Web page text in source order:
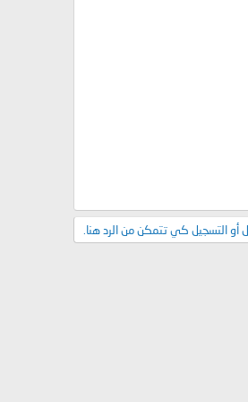
أو التسجيل كي تتمكن من الرد هنا.